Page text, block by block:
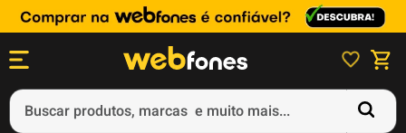
Buscar produtos, marcas e muito mais...